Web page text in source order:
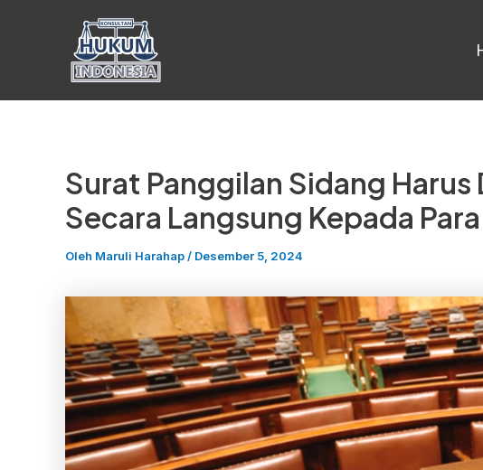
Surat Panggilan Sidang Harus
Secara Langsung Kepada
Oleh Maruli Harahap/ Desember 5, 2024